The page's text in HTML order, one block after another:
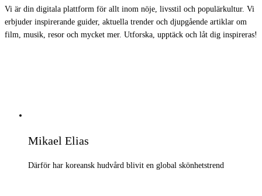
Vi är din digitala plattform för allt inom nöje, livsstil och populärkultur. Vi
erbjuder inspirerande guider, aktuella trender och djupgående artiklar om
film, musik, resor och mycket mer. Utforska, upptäck och låt dig inspireras!
Mikael Elias
Därför har koreansk hudvård blivit en global skönhetstrend